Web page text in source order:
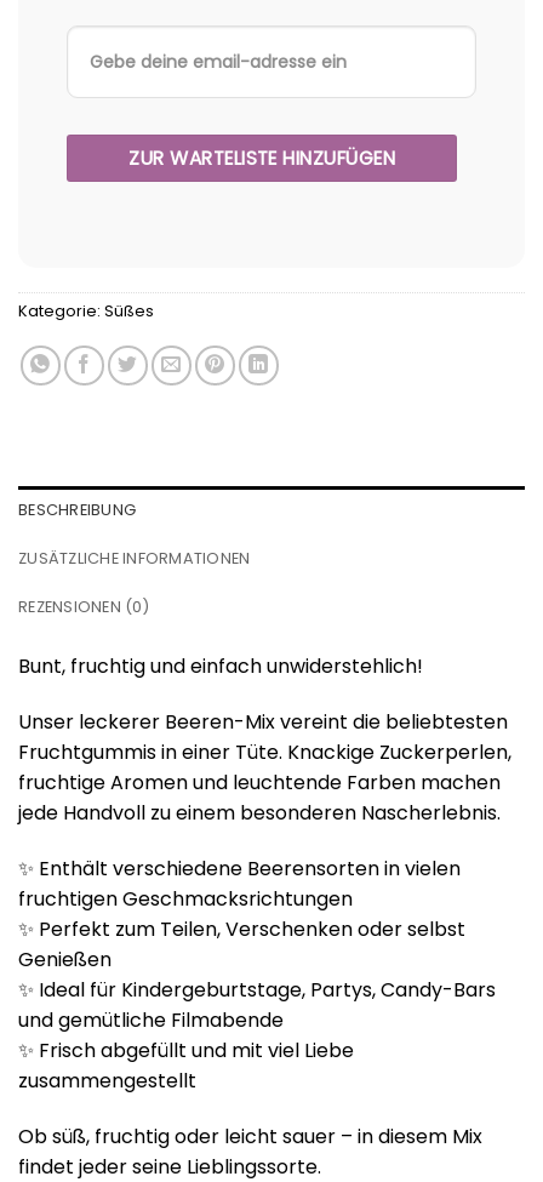
Kategorie: Süßes
BESCHREIBUNG
ZUSÄTZLICHE INFORMATIONEN
REZENSIONEN (0)
Bunt, fruchtig und einfach unwiderstehlich!
Unser leckerer Beeren-Mix vereint die beliebtesten
Fruchtgummis in einer Tüte. Knackige Zuckerperlen,
fruchtige Aromen und leuchtende Farben machen
jede Handvoll zu einem besonderen Nascherlebnis.
✨ Enthält verschiedene Beerensorten in vielen
fruchtigen Geschmacksrichtungen
✨ Perfekt zum Teilen, Verschenken oder selbst
Genießen
✨ Ideal für Kindergeburtstage, Partys, Candy-Bars
und gemütliche Filmabende
✨ Frisch abgefüllt und mit viel Liebe
zusammengestellt
Ob süß, fruchtig oder leicht sauer – in diesem Mix
findet jeder seine Lieblingssorte.